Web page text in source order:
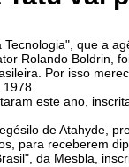
Tecnologia", que a
Rolando Boldrin,
Por isso
este ano,
de Atahyde,
para receberem
da Mesbla,